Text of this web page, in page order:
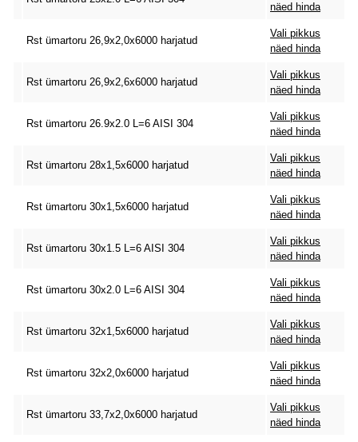
näed hinda
Rst ümartoru 26,9x2,0x6000 harjatud
Vali pikkus
näed hinda
Rst ümartoru 26,9x2,6x6000 harjatud
Vali pikkus
näed hinda
Rst ümartoru 26.9x2.0 L=6 AISI 304
Vali pikkus
näed hinda
Rst ümartoru 28x1,5x6000 harjatud
Vali pikkus
näed hinda
Rst ümartoru 30x1,5x6000 harjatud
Vali pikkus
näed hinda
Rst ümartoru 30x1.5 L=6 AISI 304
Vali pikkus
näed hinda
Rst ümartoru 30x2.0 L=6 AISI 304
Vali pikkus
näed hinda
Rst ümartoru 32x1,5x6000 harjatud
Vali pikkus
näed hinda
Rst ümartoru 32x2,0x6000 harjatud
Vali pikkus
näed hinda
Rst ümartoru 33,7x2,0x6000 harjatud
Vali pikkus
näed hinda